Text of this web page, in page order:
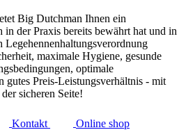
Big Dutchman Ihnen ein
in der Praxis bereits bewährt hat und in
Legehennenhaltungsverordnung
maximale Hygiene, gesunde
optimale
gutes Preis-Leistungsverhältnis - mit
sicheren Seite!
Kontakt Online shop